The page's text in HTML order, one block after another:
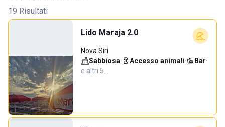
19 Risultati
Lido Maraja 2.0
Nova Siri
Sabbiosa· Accesso animali· Bar·
e altri 5…